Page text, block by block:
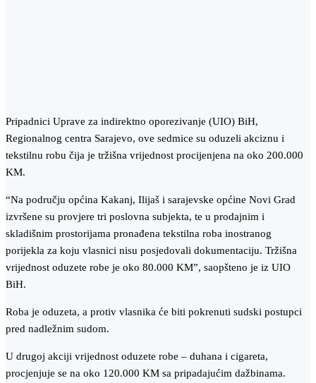
Pripadnici Uprave za indirektno oporezivanje (UIO) BiH,
Regionalnog centra Sarajevo, ove sedmice su oduzeli akciznu i
tekstilnu robu čija je tržišna vrijednost procijenjena na oko 200.000
KM.
“Na području općina Kakanj, Ilijaš i sarajevske općine Novi Grad
izvršene su provjere tri poslovna subjekta, te u prodajnim i
skladišnim prostorijama pronađena tekstilna roba inostranog
porijekla za koju vlasnici nisu posjedovali dokumentaciju. Tržišna
vrijednost oduzete robe je oko 80.000 KM”, saopšteno je iz UIO
BiH.
Roba je oduzeta, a protiv vlasnika će biti pokrenuti sudski postupci
pred nadležnim sudom.
U drugoj akciji vrijednost oduzete robe – duhana i cigareta,
procjenjuje se na oko 120.000 KM sa pripadajućim dažbinama.